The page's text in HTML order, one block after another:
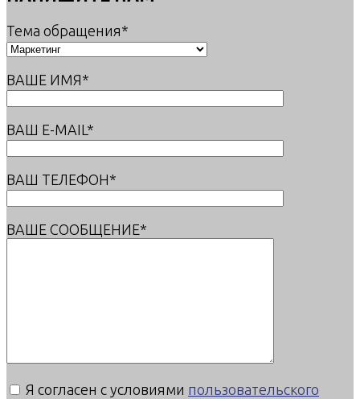
Тема обращения*
ВАШЕ ИМЯ*
ВАШ E-MAIL*
ВАШ ТЕЛЕФОН*
ВАШЕ СООБЩЕНИЕ*
Я согласен с условиями пользовательского